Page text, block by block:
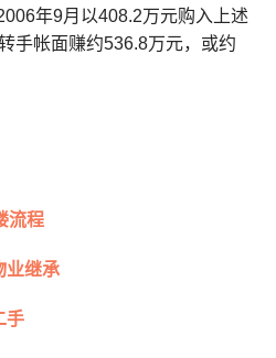
年9月以408.2万元购入上述
手帐面赚约536.8万元，或约
流程
业继承
手